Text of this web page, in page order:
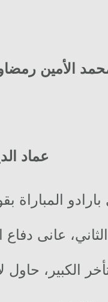
الأمين
عماد
عانى
الكبير،